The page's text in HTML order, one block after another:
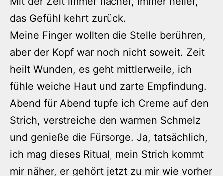
das Gefühl kehrt zurück.
Meine Finger wollten die Stelle berühren,
aber der Kopf war noch nicht soweit. Zeit
heilt Wunden, es geht mittlerweile, ich
fühle weiche Haut und zarte Empfindung.
Abend für Abend tupfe ich Creme auf den
Strich, verstreiche den warmen Schmelz
und genieße die Fürsorge. Ja, tatsächlich,
ich mag dieses Ritual, mein Strich kommt
mir näher, er gehört jetzt zu mir wie vorher